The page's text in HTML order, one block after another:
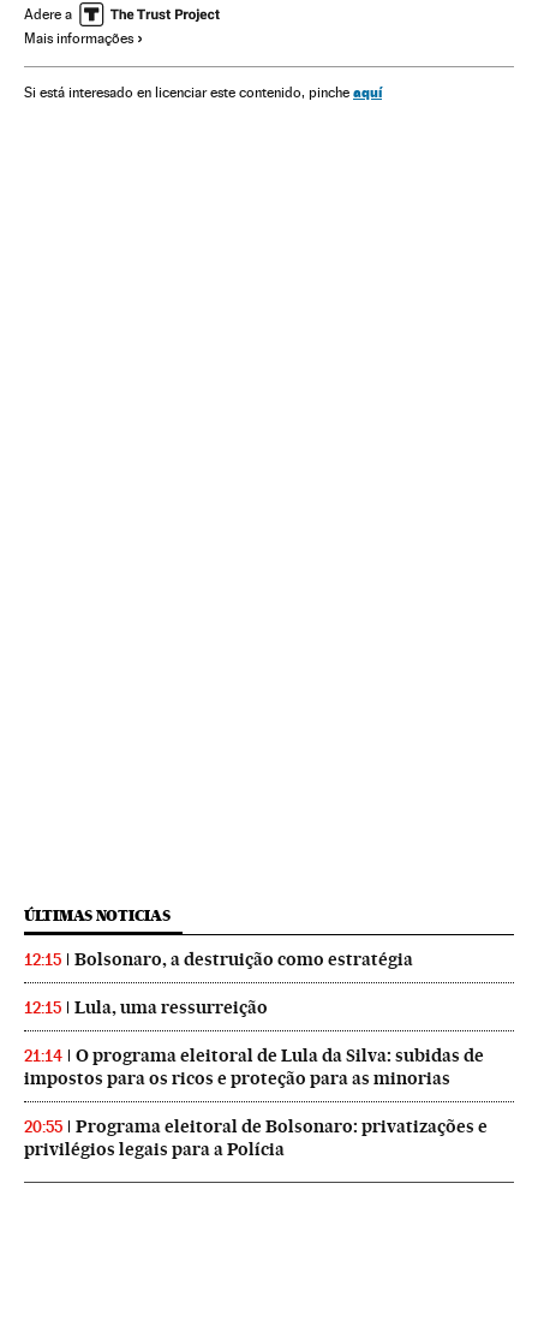
Seleções esportivas Eliminatórias
Campeonato mundial
Competições América do Sul América Latina
Adere a
Mais informações
Si está interesado en licenciar este contenido, pinche aquí
ÚLTIMAS NOTICIAS
12:15 Bolsonaro, a destruição como estratégia
12:15 Lula, uma ressurreição
21:14
O programa eleitoral de Lula da Silva: subidas de
impostos para os ricos e proteção para as minorias
20:55
Programa eleitoral de Bolsonaro: privatizações e
privilégios legais para a Polícia